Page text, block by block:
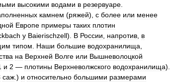
высокими водами в резервуаре.
камнем (ряжей), с более или менее
Европе примеры таких плотин
у Baierischzell). В России, напротив, в
типом. Наши большие водохранилища,
на Верхней Волге или Вышневолоцкой
и 2 — плотины Верхневолжского водохранилища).
саж.) и относительно большими размерами